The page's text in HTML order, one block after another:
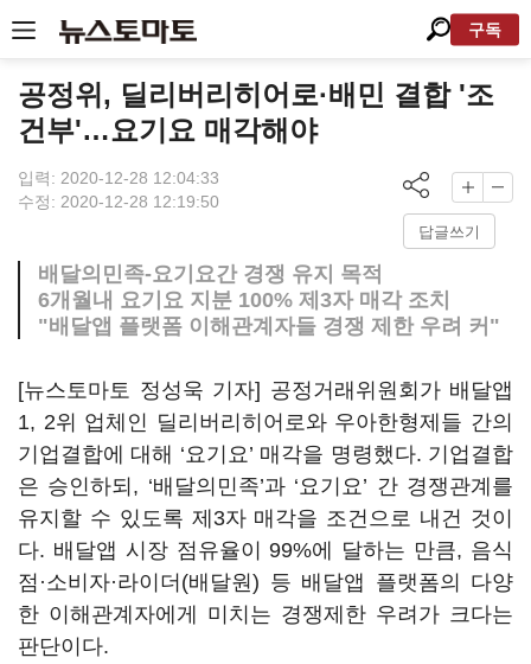
구독
공정위, 딜리버리히어로·배민 결합 '조
건부'…요기요 매각해야
입력: 2020-12-28 12:04:33
수정: 2020-12-28 12:19:50
답글쓰기
배달의민족-요기요간 경쟁 유지 목적
6개월내 요기요 지분 100% 제3자 매각 조치
"배달앱 플랫폼 이해관계자들 경쟁 제한 우려 커"
[뉴스토마토 정성욱 기자] 공정거래위원회가 배달앱
1, 2위 업체인 딜리버리히어로와 우아한형제들 간의
기업결합에 대해 ‘요기요’ 매각을 명령했다. 기업결합
은 승인하되, ‘배달의민족’과 ‘요기요’ 간 경쟁관계를
유지할 수 있도록 제3자 매각을 조건으로 내건 것이
다. 배달앱 시장 점유율이 99%에 달하는 만큼, 음식
점·소비자·라이더(배달원) 등 배달앱 플랫폼의 다양
한 이해관계자에게 미치는 경쟁제한 우려가 크다는
판단이다.